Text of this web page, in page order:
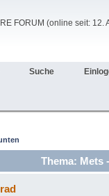
FORUM (online seit: 12.
Suche
Thema: Mets
(Gelesen 28386 mal)